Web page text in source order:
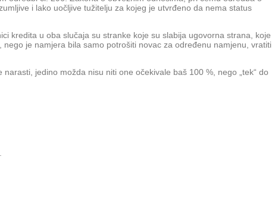
i lako uočljive tužitelju za kojeg je utvrđeno da nema status
kredita u oba slučaja su stranke koje su slabija ugovorna strana, koje
je namjera bila samo potrošiti novac za određenu namjenu, vratiti
jedino možda nisu niti one očekivale baš 100 %, nego „tek“ do